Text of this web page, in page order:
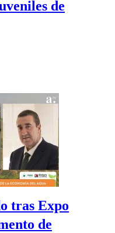
de
tras Expo
de